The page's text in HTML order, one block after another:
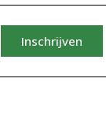
Inschrijven